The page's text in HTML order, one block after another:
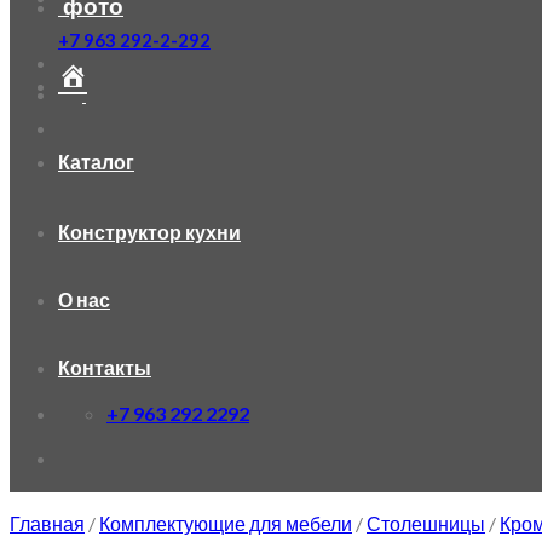
+7 963 292-2-292
Каталог
Конструктор кухни
О нас
Контакты
+7 963 292 2292
Главная / Комплектующие для мебели /Столешницы /